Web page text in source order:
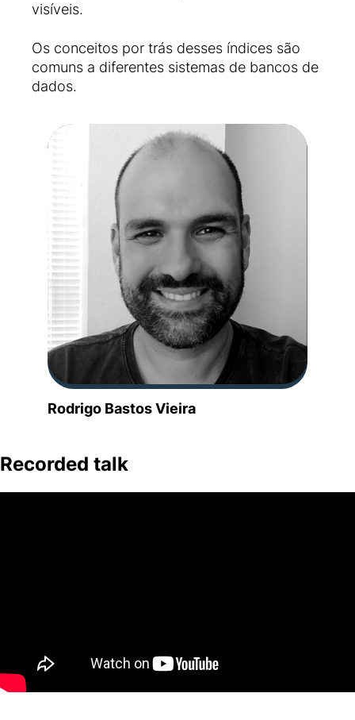
visíveis.
Os conceitos por trás desses índices são
comuns a diferentes sistemas de bancos de
dados.
Rodrigo Bastos Vieira
Recorded talk